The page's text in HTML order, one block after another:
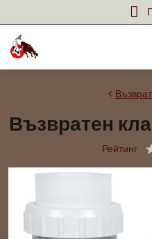
Възвратен
Рейтинг